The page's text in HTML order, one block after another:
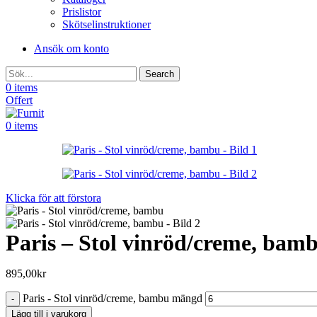
Prislistor
Skötselinstruktioner
Ansök om konto
Search
0 items
Offert
0 items
Klicka för att förstora
Paris – Stol vinröd/creme,
895,00kr
Paris - Stol vinröd/creme, bambu mängd
Lägg till i varukorg